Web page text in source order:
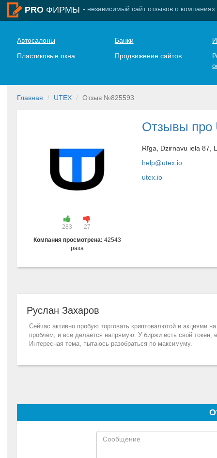
PRO ФИРМЫ - независимый сайт отзывов о компаниях
Автосалоны Банки
Пластиковые окна
Продвижение сайтов
Главная UTEX Отзыв №825593
283
27
Компания просмотрена: 42543
раза
Отзывы про
Rīga, Dzirnavu iela 87,
help@utex.io
utex.io
Руслан Захаров
Сейчас активно пробую торговать криптовалютой и акциями
проблем, и всё делается напрямую. У биржи есть свой токен,
Интересная тема, пытаюсь разобраться по максимуму.